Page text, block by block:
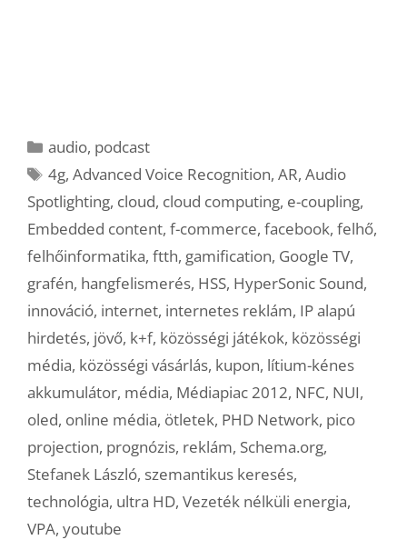
Kategória
audio, podcast
Címkék
4g,Advanced Voice Recognition,AR,Audio
Spotlighting, cloud, cloud computing, e-coupling,
Embedded content, f-commerce, facebook, felhő,
felhőinformatika, ftth, gamification, Google TV,
grafén, hangfelismerés, HSS, HyperSonic Sound,
innováció, internet, internetes reklám, IP alapú
hirdetés, jövő, k+f, közösségi játékok, közösségi
média, közösségi vásárlás, kupon, lítium-kénes
akkumulátor, média, Médiapiac 2012, NFC, NUI,
oled, online média, ötletek, PHD Network, pico
projection, prognózis, reklám, Schema.org,
Stefanek László, szemantikus keresés,
technológia, ultra HD, Vezeték nélküli energia,
VPA, youtube